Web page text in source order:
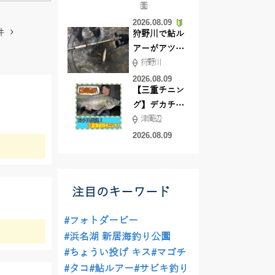
よ！
園
2026.08.09
狩野川で鮎ル
アーがアツ
い！！
狩野川
2026.08.09
【三重チニン
グ】デカチヌ
狙いにはあの
ワーム！
津周辺
2026.08.09
注目のキーワード
#フォトダービー
#浜名湖 新居海釣り公園
#ちょうい投げ キス#マゴチ
#タコ#鮎ルアー#サビキ釣り